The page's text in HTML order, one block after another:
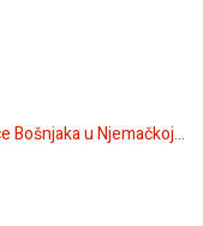
Bošnjaka u Njemačkoj...